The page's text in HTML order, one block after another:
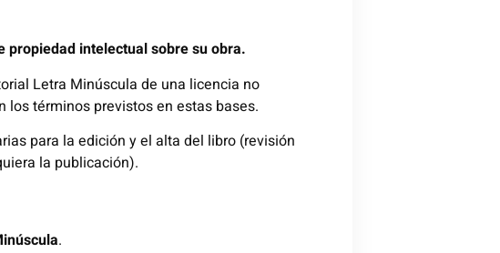
propiedad intelectual sobre su obra.
Letra Minúscula de una licencia no
los términos previstos en estas bases.
para la edición y el alta del libro (revisión
la publicación).
.